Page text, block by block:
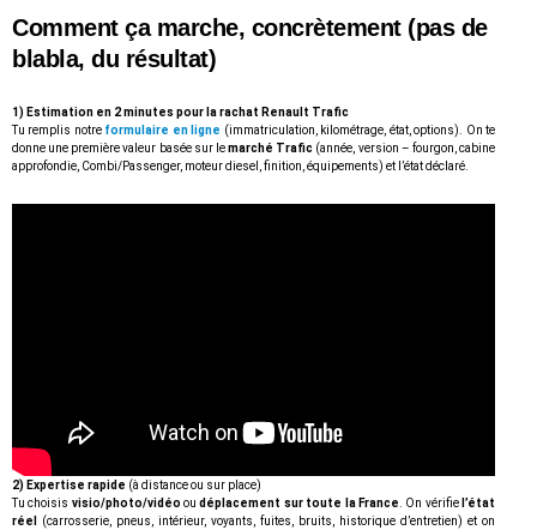
Comment ça marche, concrètement (pas de
blabla, du résultat)
1) Estimation en 2 minutes pour la rachat Renault Trafic
Tu remplis notre formulaire en ligne (immatriculation, kilométrage, état, options). On te
donne une première valeur basée sur lemarché Trafic (année, version – fourgon, cabine
approfondie, Combi/Passenger, moteur diesel, finition, équipements) et l’état déclaré.
2) Expertise rapide (à distance ou sur place)
Tu choisis visio/photo/vidéo oudéplacement sur toute la France . On vérifie l’état
réel
(carrosserie, pneus, intérieur, voyants, fuites, bruits, historique d’entretien) et on